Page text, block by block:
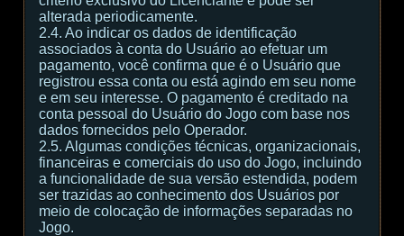
alterada periodicamente.
2.4. Ao indicar os dados de identificação
associados à conta do Usuário ao efetuar um
pagamento, você confirma que é o Usuário que
registrou essa conta ou está agindo em seu nome
e em seu interesse. O pagamento é creditado na
conta pessoal do Usuário do Jogo com base nos
dados fornecidos pelo Operador.
2.5. Algumas condições técnicas, organizacionais,
financeiras e comerciais do uso do Jogo, incluindo
a funcionalidade de sua versão estendida, podem
ser trazidas ao conhecimento dos Usuários por
meio de colocação de informações separadas no
Jogo.